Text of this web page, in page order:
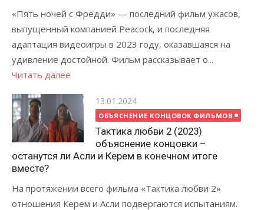
«Пять ночей с Фредди» — последний фильм ужасов,
выпущенный компанией Peacock, и последняя
адаптация видеоигры в 2023 году, оказавшаяся на
удивление достойной. Фильм рассказывает о...
Читать далее
Posted
on
13.01.2024
ОБЪЯСНЕНИЕ КОНЦОВОК ФИЛЬМОВ
Тактика любви 2 (2023)
объяснение концовки –
останутся ли Асли и Керем в конечном итоге
вместе?
На протяжении всего фильма «Тактика любви 2»
отношения Керем и Асли подвергаются испытаниям.